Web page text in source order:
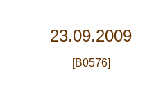
23.09.2009
[B0576]